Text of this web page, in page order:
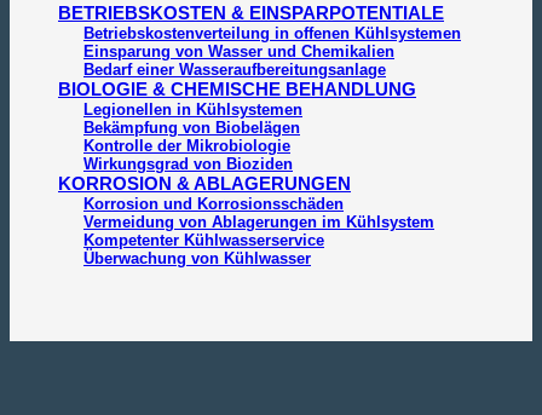
BETRIEBSKOSTEN & EINSPARPOTENTIALE
Betriebskostenverteilung in offenen Kühlsystemen
Einsparung von Wasser und Chemikalien
Bedarf einer Wasseraufbereitungsanlage
BIOLOGIE & CHEMISCHE BEHANDLUNG
Legionellen in Kühlsystemen
Bekämpfung von Biobelägen
Kontrolle der Mikrobiologie
Wirkungsgrad von Bioziden
KORROSION & ABLAGERUNGEN
Korrosion und Korrosionsschäden
Vermeidung von Ablagerungen im Kühlsystem
Kompetenter Kühlwasserservice
Überwachung von Kühlwasser